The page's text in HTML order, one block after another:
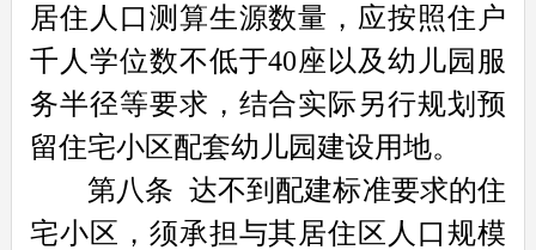
居住人口测算生源数量，应按照住户
千人学位数不低于40座以及幼儿园服
务半径等要求，结合实际另行规划预
留住宅小区配套幼儿园建设用地。
第八条 达不到配建标准要求的住
宅小区，须承担与其居住区人口规模